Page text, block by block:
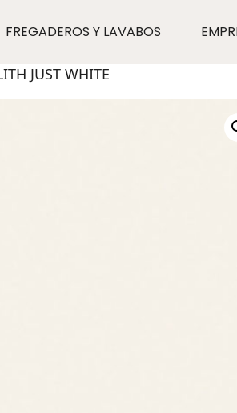
FREGADEROS Y LAVABOS
JUST WHITE